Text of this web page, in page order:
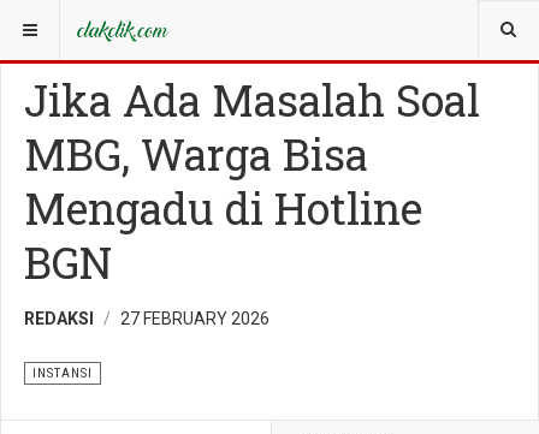
YOU ARE HERE: IDENTITAS
Jika Ada Masalah Soal
MBG, Warga Bisa
Mengadu di Hotline
BGN
REDAKSI 27 FEBRUARY 2026
INSTANSI